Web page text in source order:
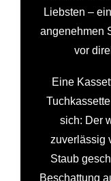
Liebsten –
angenehmen
vor
Eine
sich: Der
zuverlässig
Staub
Beschattung